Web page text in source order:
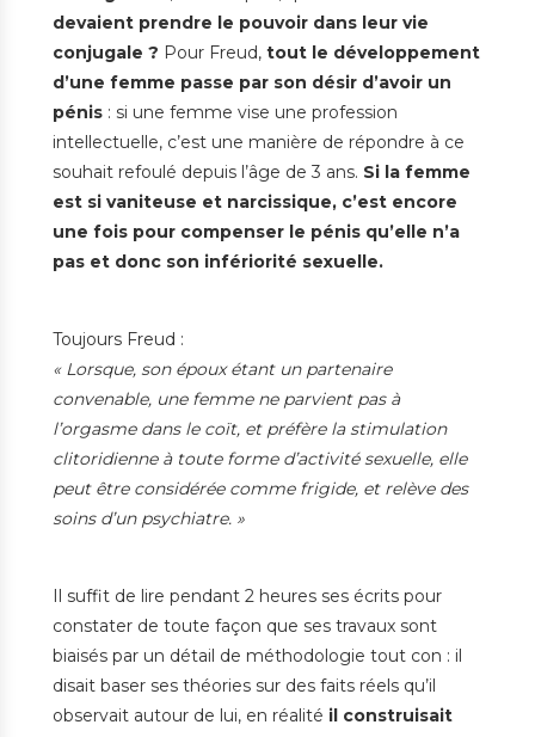
devaient prendre le pouvoir dans leur vie
conjugale ? Pour Freud, tout le développement
d’une femme passe par son désir d’avoir un
pénis : si une femme vise une profession
intellectuelle, c’est une manière de répondre à ce
souhait refoulé depuis l’âge de 3 ans. Si la femme
est si vaniteuse et narcissique, c’est encore
une fois pour compenser le pénis qu’elle n’a
pas et donc son infériorité sexuelle.
Toujours Freud :
« Lorsque, son époux étant un partenaire
convenable, une femme ne parvient pas à
l’orgasme dans le coït, et préfère la stimulation
clitoridienne à toute forme d’activité sexuelle, elle
peut être considérée comme frigide, et relève des
soins d’un psychiatre. »
Il suffit de lire pendant 2 heures ses écrits pour
constater de toute façon que ses travaux sont
biaisés par un détail de méthodologie tout con : il
disait baser ses théories sur des faits réels qu’il
observait autour de lui, en réalité il construisait